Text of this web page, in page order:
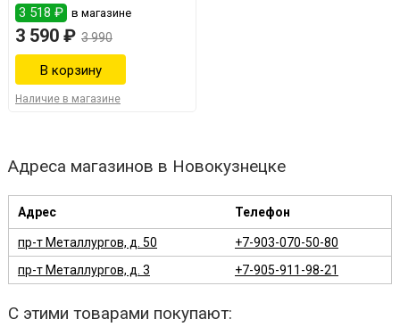
3 518 ₽ в магазине
3 590 ₽ 3 990
Наличие в магазине
Адреса магазинов в Новокузнецке
Адрес Телефон
пр-т Металлургов, д. 50
+7-903-070-50-80
пр-т Металлургов, д. 3
+7-905-911-98-21
С этими товарами покупают: